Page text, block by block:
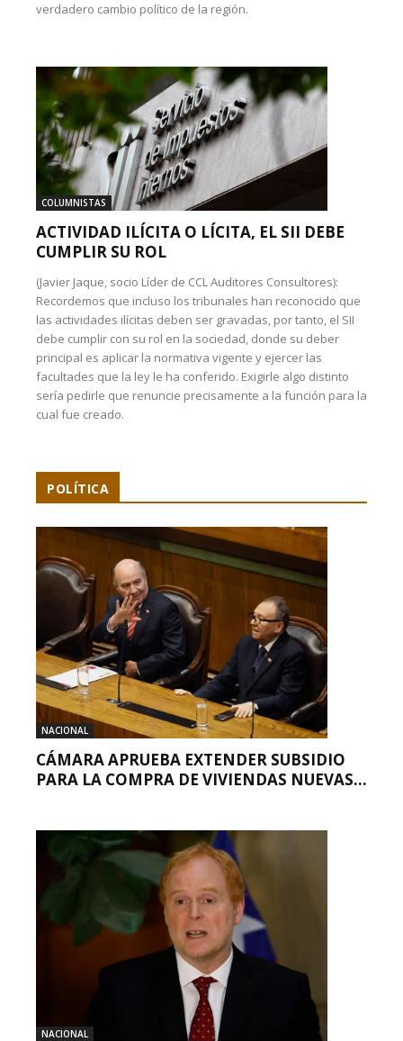
verdadero cambio político de la región.
COLUMNISTAS
ACTIVIDAD ILÍCITA O LÍCITA, EL SII DEBE
CUMPLIR SU ROL
(Javier Jaque, socio Líder de CCL Auditores Consultores):
Recordemos que incluso los tribunales han reconocido que
las actividades ilícitas deben ser gravadas, por tanto, el SII
debe cumplir con su rol en la sociedad, donde su deber
principal es aplicar la normativa vigente y ejercer las
facultades que la ley le ha conferido. Exigirle algo distinto
sería pedirle que renuncie precisamente a la función para la
cual fue creado.
POLÍTICA
NACIONAL
CÁMARA APRUEBA EXTENDER SUBSIDIO
PARA LA COMPRA DE VIVIENDAS NUEVAS...
NACIONAL